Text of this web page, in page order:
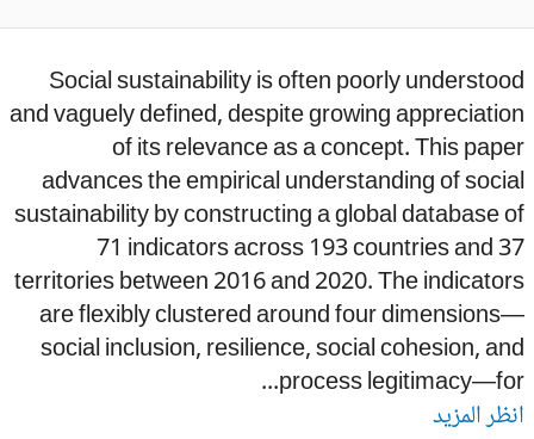
Social sustainability is often poorly
and vaguely defined, despite growing
of its relevance as a concept. This
advances the empirical understanding of
sustainability by constructing a global database
71 indicators across 193 countries and
territories between 2016 and 2020. The
are flexibly clustered around four
social inclusion, resilience, social cohesion,
process
المزيد